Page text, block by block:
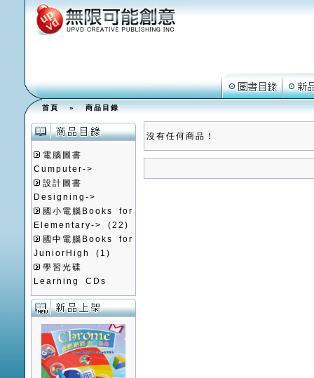
首頁»商品目錄
電腦圖書
Cumputer->
設計圖書
Designing->
國小電腦Books for
Elementary->
(22)
國中電腦Books for
JuniorHigh
(1)
學習光碟
Learning CDs
沒有任何商品！